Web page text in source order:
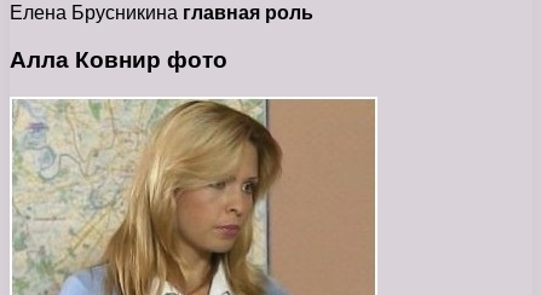
Елена Брусникина главная роль
Алла Ковнир фото